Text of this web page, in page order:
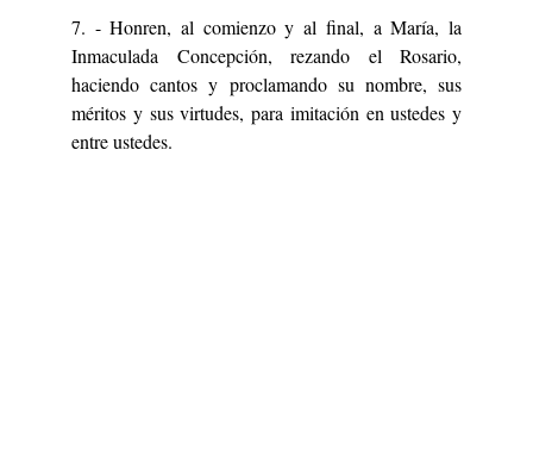
7. - Honren, al comienzo y al final, a María, la
Inmaculada Concepción, rezando el Rosario,
haciendo cantos y proclamando su nombre, sus
méritos y sus virtudes, para imitación en ustedes y
entre ustedes.